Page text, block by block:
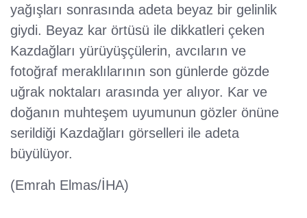
yağışları sonrasında adeta beyaz bir gelinlik
giydi. Beyaz kar örtüsü ile dikkatleri çeken
Kazdağları yürüyüşçülerin, avcıların ve
fotoğraf meraklılarının son günlerde gözde
uğrak noktaları arasında yer alıyor. Kar ve
doğanın muhteşem uyumunun gözler önüne
serildiği Kazdağları görselleri ile adeta
büyülüyor.
(Emrah Elmas/İHA)